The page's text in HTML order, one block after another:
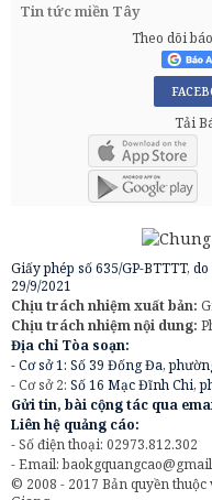
Tin tức miền Tây
Theo dõi
Tải
Giấy phép số 635/GP-BTTTT,
29/9/2021
Chịu trách nhiệm xuất bản:
Chịu trách nhiệm nội dung:
Địa chỉ Tòa soạn:
- Cơ sở 1: Số 39 Đống Đa,
- Cơ sở 2: Số 16 Mạc Đĩnh Chi,
Gửi tin, bài cộng tác qua
Liên hệ quảng cáo:
- Số điện thoại: 02973.812.302
- Email:
© 2008 - 2017 Bản quyền